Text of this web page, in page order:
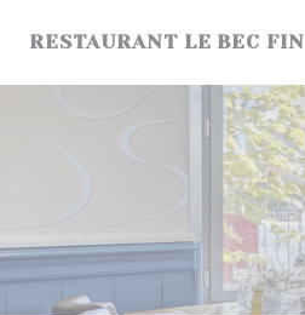
RESTAURANT LE BEC FIN